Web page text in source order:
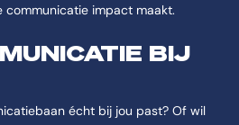
communicatie impact maakt.
BIJ
écht bij jou past? Of wil